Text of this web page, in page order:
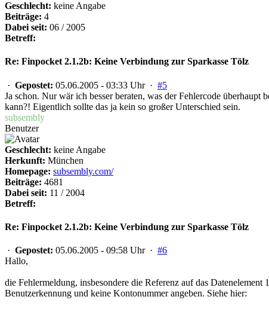
Geschlecht: keine Angabe
Beiträge: 4
Dabei seit: 06 / 2005
Betreff:
Re: Finpocket 2.1.2b: Keine Verbindung zur Sparkasse Tölz
· Gepostet: 05.06.2005 - 03:33 Uhr · #5
Ja schon. Nur wär ich besser beraten, was der Fehlercode
kann?! Eigentlich sollte das ja kein so großer Unterschied sein.
subsembly
Benutzer
Geschlecht: keine Angabe
Herkunft: München
Homepage: subsembly.com/
Beiträge: 4681
Dabei seit: 11 / 2004
Betreff:
Re: Finpocket 2.1.2b: Keine Verbindung zur Sparkasse Tölz
· Gepostet: 05.06.2005 - 09:58 Uhr · #6
Hallo,
die Fehlermeldung, insbesondere die Referenz auf das
Benutzerkennung und keine Kontonummer angeben. Siehe hier: